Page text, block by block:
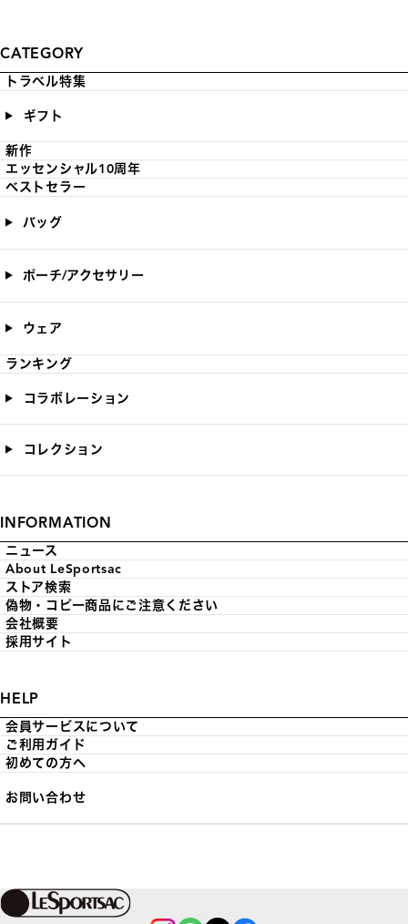
CATEGORY
トラベル特集
ギフト
新作
エッセンシャル10周年
ベストセラー
バッグ
ポーチ/アクセサリー
ウェア
ランキング
コラボレーション
コレクション
INFORMATION
ニュース
About LeSportsac
ストア検索
偽物・コピー商品にご注意ください
会社概要
採用サイト
HELP
会員サービスについて
ご利用ガイド
初めての方へ
お問い合わせ